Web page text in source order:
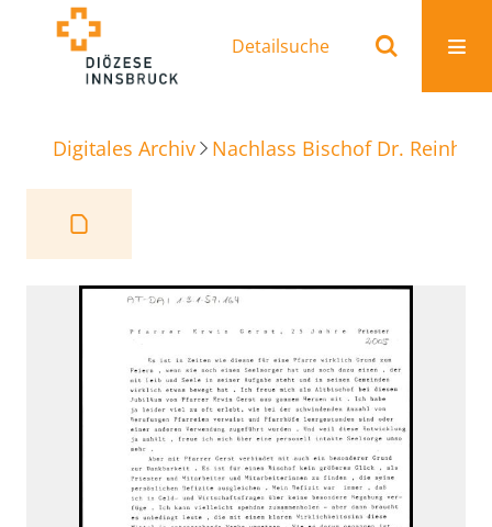
Detailsuche
Digitales Archiv Nachlass Bischof Dr.